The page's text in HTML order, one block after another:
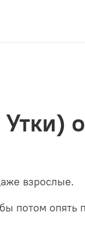
взрослые.
потом опять